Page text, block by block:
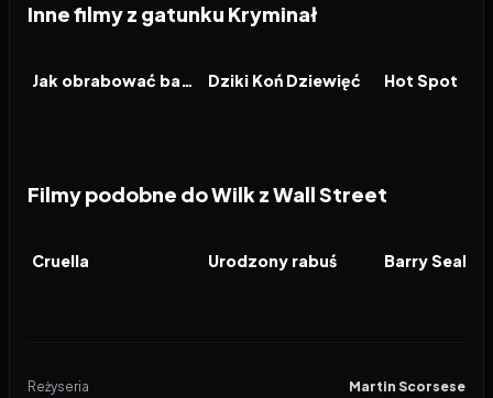
Inne filmy z gatunku Kryminał
FILM Jak obrabować bank FILM
Dziki Koń Dziewięć FILM
Hot Spot
Filmy podobne do Wilk z Wall Street
FILM
Cruella FILM
Urodzony rabuś FILM
Reżyseria Martin Scorsese